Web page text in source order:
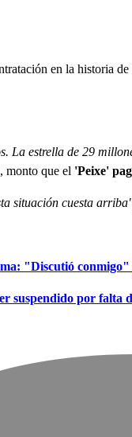
en la historia
estrella de 29
monto que el 'Peixe'
situación cuesta
"Discutió
suspendido por falta